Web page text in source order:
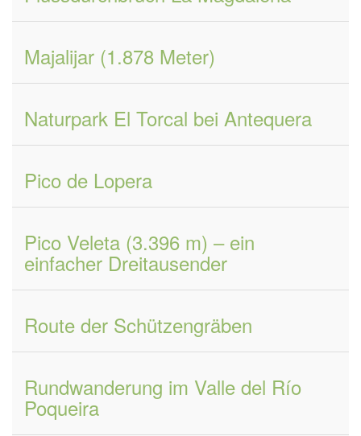
Majalijar (1.878 Meter)
Naturpark El Torcal bei Antequera
Pico de Lopera
Pico Veleta (3.396 m) – ein
einfacher Dreitausender
Route der Schützengräben
Rundwanderung im Valle del Río
Poqueira